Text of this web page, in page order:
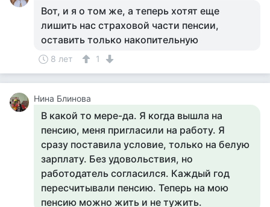
Вот, и я о том же, а теперь хотят еще
лишить нас страховой части пенсии,
оставить только накопительную
8 лет 1
Нина Блинова
В какой то мере-да. Я когда вышла на
пенсию, меня пригласили на работу. Я
сразу поставила условие, только на белую
зарплату. Без удовольствия, но
работодатель согласился. Каждый год
пересчитывали пенсию. Теперь на мою
пенсию можно жить и не тужить.